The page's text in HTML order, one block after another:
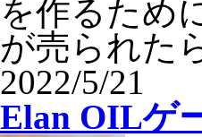
を作るため
が売られた
2022/5/21
Elan OILゲ